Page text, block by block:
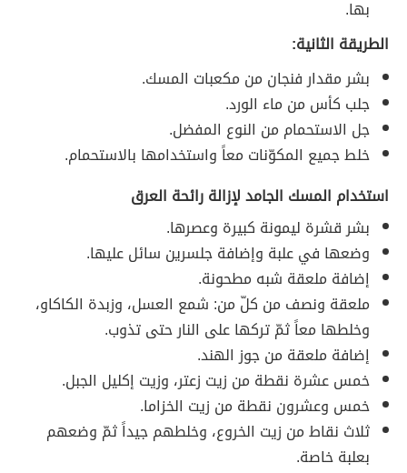
بها.
الطريقة الثانية:
بشر مقدار فنجان من مكعبات المسك.
جلب كأس من ماء الورد.
جل الاستحمام من النوع المفضل.
خلط جميع المكوّنات معاً واستخدامها بالاستحمام.
استخدام المسك الجامد لإزالة رائحة العرق
بشر قشرة ليمونة كبيرة وعصرها.
وضعها في علبة وإضافة جلسرين سائل عليها.
إضافة ملعقة شبه مطحونة.
ملعقة ونصف من كلّ من: شمع العسل، وزبدة الكاكاو،
وخلطها معاً ثمّ تركها على النار حتى تذوب.
إضافة ملعقة من جوز الهند.
خمس عشرة نقطة من زيت زعتر، وزيت إكليل الجبل.
خمس وعشرون نقطة من زيت الخزاما.
ثلاث نقاط من زيت الخروع، وخلطهم جيداً ثمّ وضعهم
بعلبة خاصة.